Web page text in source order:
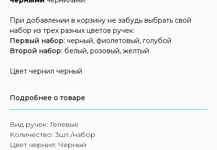
При добавлении в корзину не забудь выбрать свой
набор из трех разных цветов ручек:
Первый набор: черный, фиолетовый, голубой
Второй набор: белый, розовый, желтый
Цвет чернил черный
Подробнее о товаре
Вид ручек: Гелевые
Количество: 3шт./набор
Цвет чернил: Черный